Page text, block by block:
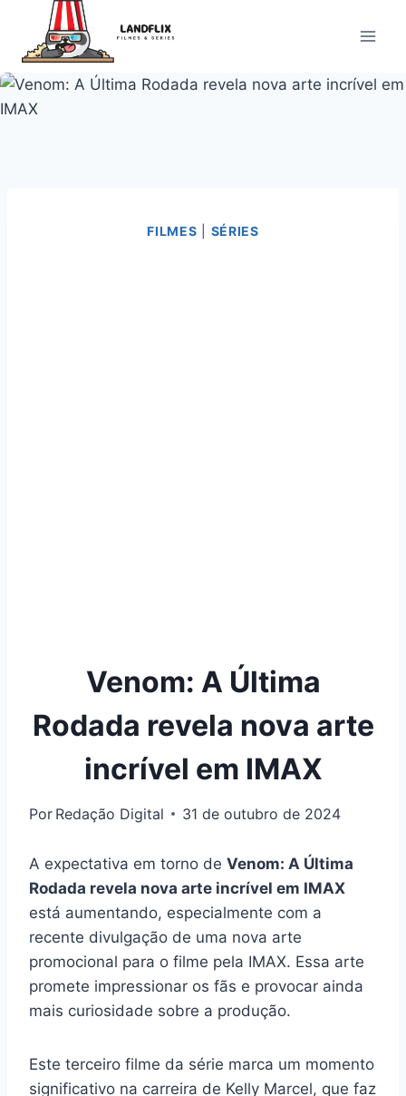
Conteúdo
FILMES SÉRIES
Venom: A Última
Rodada revela nova arte
incrível em IMAX
Por Redação Digital 31 de outubro de 2024
A expectativa em torno de Venom: A Última
Rodada revela nova arte incrível em IMAX
está aumentando, especialmente com a
recente divulgação de uma nova arte
promocional para o filme pela IMAX. Essa arte
promete impressionar os fãs e provocar ainda
mais curiosidade sobre a produção.
Este terceiro filme da série marca um momento
significativo na carreira de Kelly Marcel, que faz